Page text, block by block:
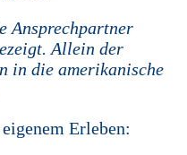
Ansprechpartner
Allein der
in die amerikanische
Erleben: